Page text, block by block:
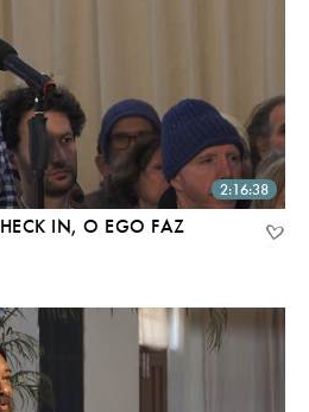
2:16:38
IN, O EGO FAZ